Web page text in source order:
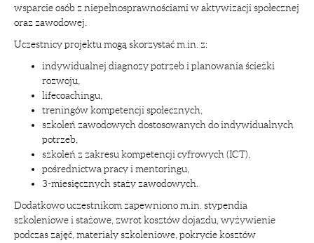
wsparcie osób z niepełnosprawnościami w aktywizacji społecznej
oraz zawodowej.
Uczestnicy projektu mogą skorzystać m.in. z:
indywidualnej diagnozy potrzeb i planowania ścieżki
rozwoju,
lifecoachingu,
treningów kompetencji społecznych,
szkoleń zawodowych dostosowanych do indywidualnych
potrzeb,
szkoleń z zakresu kompetencji cyfrowych (ICT),
pośrednictwa pracy i mentoringu,
3-miesięcznych staży zawodowych.
Dodatkowo uczestnikom zapewniono m.in. stypendia
szkoleniowe i stażowe, zwrot kosztów dojazdu, wyżywienie
podczas zajęć, materiały szkoleniowe, pokrycie kosztów